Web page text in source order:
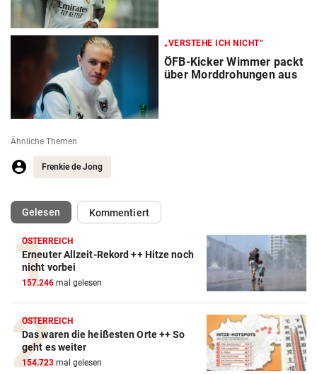
„VERSTEHE ICH NICHT“
ÖFB-Kicker Wimmer packt
über Morddrohungen aus
Ähnliche Themen
Frenkie de Jong
Gelesen(ausgewählt)Kommentiert
ÖSTERREICH
Erneuter Allzeit-Rekord ++ Hitze noch
nicht vorbei
157.246 mal gelesen
ÖSTERREICH
Das waren die heißesten Orte ++ So
geht es weiter
154.723 mal gelesen
Action-Cam Vergleich
ZUM VERGLEICH
Crosstrainer Vergleich
ZUM VERGLEICH
E-Bike Vergleich